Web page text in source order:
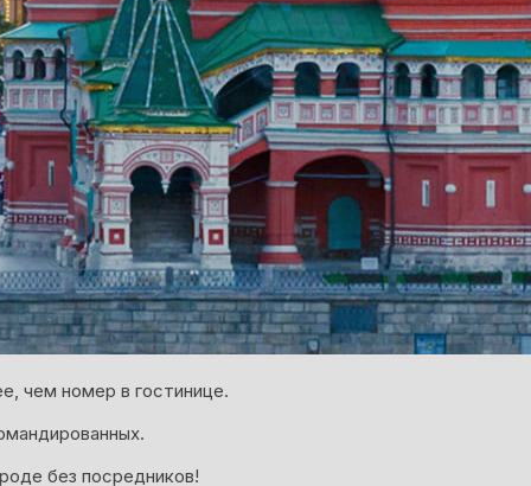
чем номер в гостинице.
без посредников!